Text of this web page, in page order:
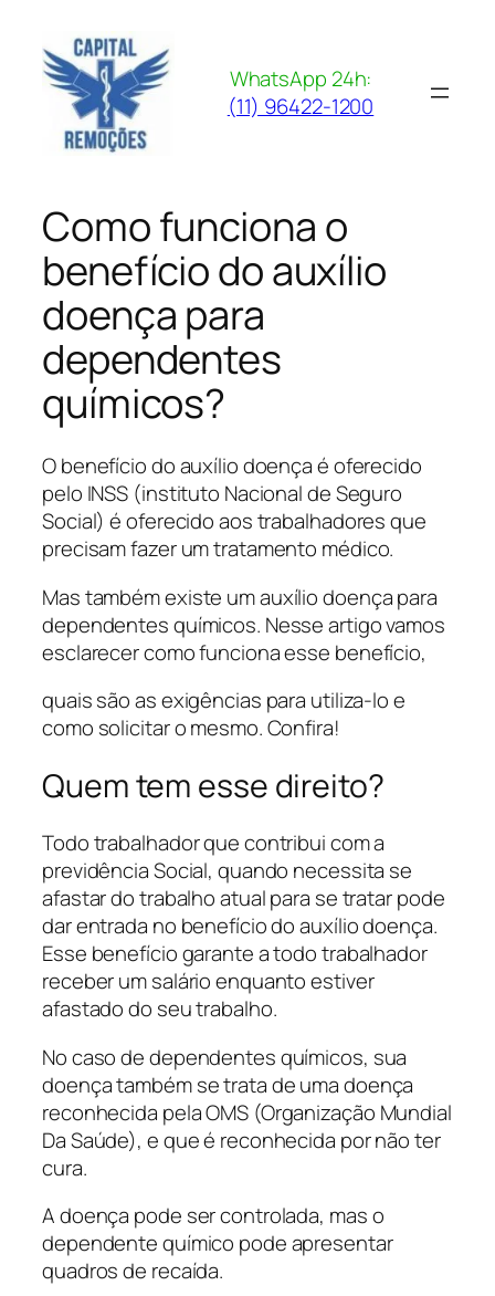
para
conteúdo
WhatsApp 24h:
(11) 96422-1200
Como funciona o
benefício do auxílio
doença para
dependentes
químicos?
O benefício do auxílio doença é oferecido
pelo INSS (instituto Nacional de Seguro
Social) é oferecido aos trabalhadores que
precisam fazer um tratamento médico.
Mas também existe um auxílio doença para
dependentes químicos. Nesse artigo vamos
esclarecer como funciona esse benefício,
quais são as exigências para utiliza-lo e
como solicitar o mesmo. Confira!
Quem tem esse direito?
Todo trabalhador que contribui com a
previdência Social, quando necessita se
afastar do trabalho atual para se tratar pode
dar entrada no benefício do auxílio doença.
Esse benefício garante a todo trabalhador
receber um salário enquanto estiver
afastado do seu trabalho.
No caso de dependentes químicos, sua
doença também se trata de uma doença
reconhecida pela OMS (Organização Mundial
Da Saúde), e que é reconhecida por não ter
cura.
A doença pode ser controlada, mas o
dependente químico pode apresentar
quadros de recaída.